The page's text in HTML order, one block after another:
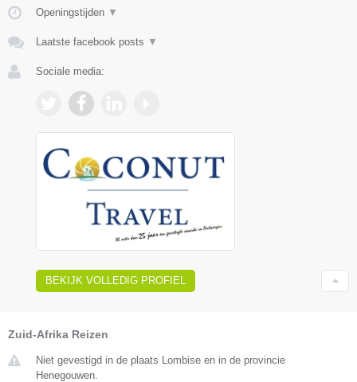
Openingstijden ▼
Laatste facebook posts ▼
Sociale media:
BEKIJK VOLLEDIG PROFIEL
Zuid-Afrika Reizen
Niet gevestigd in de plaats Lombise en in de provincie
Henegouwen.